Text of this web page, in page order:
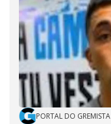
PORTAL DO GREMISTA